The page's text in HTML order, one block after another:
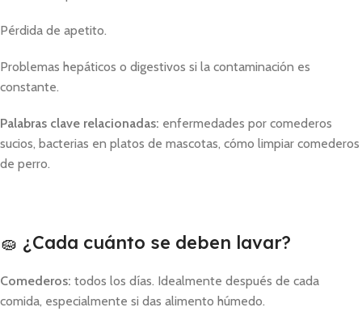
Pérdida de apetito.
Problemas hepáticos o digestivos si la contaminación es
constante.
Palabras clave relacionadas: enfermedades por comederos
sucios, bacterias en platos de mascotas, cómo limpiar comederos
de perro.
🧽 ¿Cada cuánto se deben lavar?
Comederos: todos los días. Idealmente después de cada
comida, especialmente si das alimento húmedo.